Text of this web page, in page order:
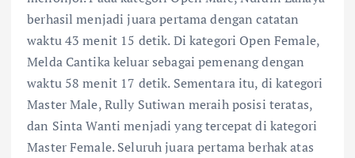
berhasil menjadi juara pertama dengan catatan
waktu 43 menit 15 detik. Di kategori Open Female,
Melda Cantika keluar sebagai pemenang dengan
waktu 58 menit 17 detik. Sementara itu, di kategori
Master Male, Rully Sutiwan meraih posisi teratas,
dan Sinta Wanti menjadi yang tercepat di kategori
Master Female. Seluruh juara pertama berhak atas